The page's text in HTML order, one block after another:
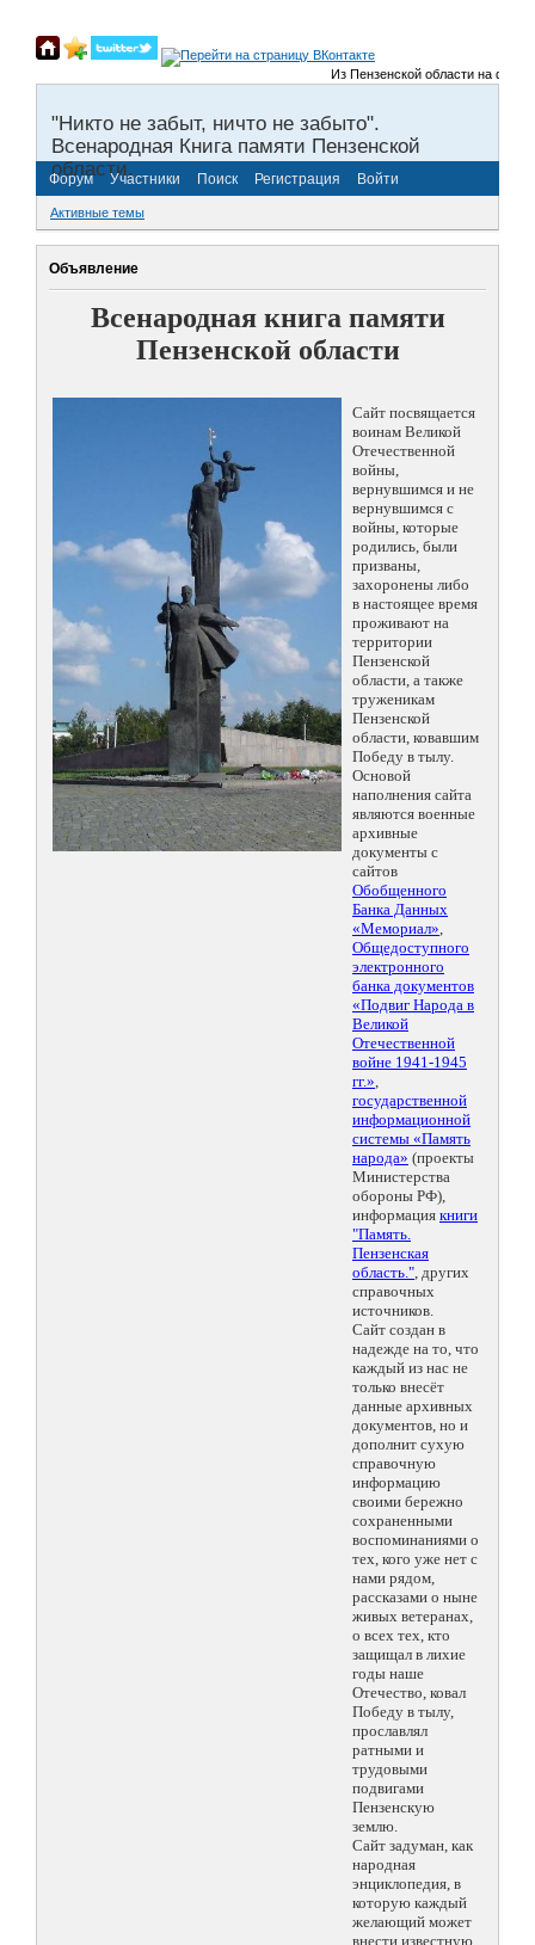
Из Пензенской области на
"Никто не забыт, ничто не забыто".
Всенародная Книга памяти Пензенской
области.
Форум Участники Поиск Регистрация Войти
Активные темы
Объявление
Всенародная книга памяти
Пензенской области
Сайт посвящается
воинам Великой
Отечественной
войны,
вернувшимся и не
вернувшимся с
войны, которые
родились, были
призваны,
захоронены либо
в настоящее время
проживают на
территории
Пензенской
области, а также
труженикам
Пензенской
области, ковавшим
Победу в тылу.
Основой
наполнения сайта
являются военные
архивные
документы с
сайтов
Обобщенного
Банка Данных
«Мемориал»,
Общедоступного
электронного
банка документов
«Подвиг Народа в
Великой
Отечественной
войне 1941-1945
гг.»,
государственной
информационной
системы «Память
народа» (проекты
Министерства
обороны РФ),
информация книги
"Память.
Пензенская
область.", других
справочных
источников.
Сайт создан в
надежде на то, что
каждый из нас не
только внесёт
данные архивных
документов, но и
дополнит сухую
справочную
информацию
своими бережно
сохраненными
воспоминаниями о
тех, кого уже нет с
нами рядом,
рассказами о ныне
живых ветеранах,
о всех тех, кто
защищал в лихие
годы наше
Отечество, ковал
Победу в тылу,
прославлял
ратными и
трудовыми
подвигами
Пензенскую
землю.
Сайт задуман, как
народная
энциклопедия, в
которую каждый
желающий может
внести известную